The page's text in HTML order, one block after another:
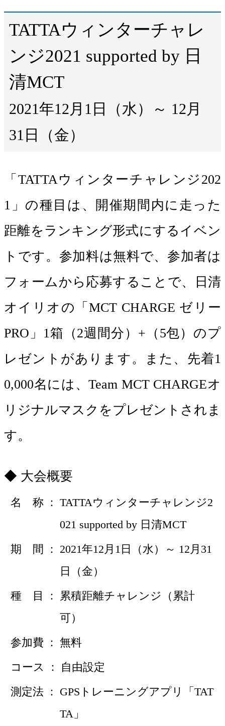
TATTAウィンターチャレ
ンジ2021 supported by 日
清MCT
2021年12月1日（水）～ 12月
31日（金）
「TATTAウィンターチャレンジ202
1」の種目は、開催期間内に走った
距離をランキング形式にするイベン
トです。参加料は無料で、参加者は
フォームから応募することで、日清
オイリオの「MCT CHARGE ゼリー
PRO」1箱（2週間分）+（5包）のプ
レゼントがあります。また、先着1
0,000名には、Team MCT CHARGEオ
リジナルマスクをプレゼントされま
す。
大会概要
名 称
TATTAウィンターチャレンジ2
021 supported by 日清MCT
期 間
2021年12月1日（水）～ 12月31
日（金）
種 目
累積距離チャレンジ（累計
可）
参加費
無料
コース
自由設定
測定法
GPSトレーニングアプリ「TAT
TA」